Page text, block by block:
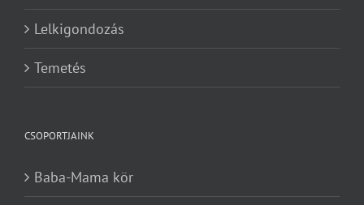
Lelkigondozás
Temetés
CSOPORTJAINK
Baba-Mama kör